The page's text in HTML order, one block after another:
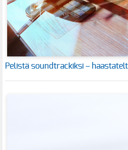
Pelistä soundtrackiksi –